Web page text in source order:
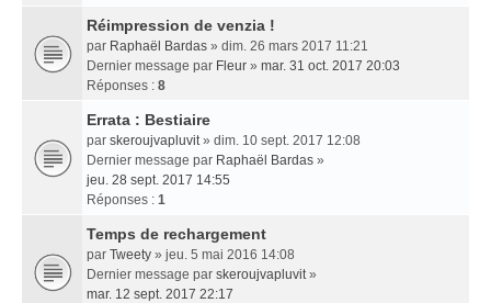
Réimpression de venzia !
par Raphaël Bardas » dim. 26 mars 2017 11:21
Dernier message par Fleur » mar. 31 oct. 2017 20:03
Réponses : 8
Errata : Bestiaire
par skeroujvapluvit» dim. 10 sept. 2017 12:08
Dernier message par Raphaël Bardas »
jeu. 28 sept. 2017 14:55
Réponses : 1
Temps de rechargement
par Tweety » jeu. 5 mai 2016 14:08
Dernier message par skeroujvapluvit»
mar. 12 sept. 2017 22:17